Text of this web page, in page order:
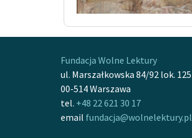
Fundacja Wolne Lektury
ul. Marszałkowska 84/92 lok. 125
00-514 Warszawa
tel. +48 22 621 30 17
email fundacja@wolnelektury.pl